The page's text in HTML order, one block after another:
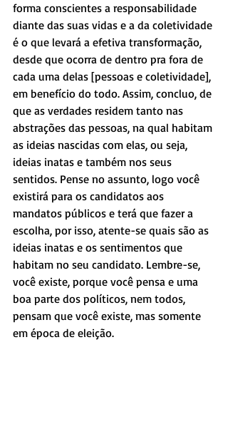
forma conscientes a responsabilidade
diante das suas vidas e a da coletividade
é o que levará a efetiva transformação,
desde que ocorra de dentro pra fora de
cada uma delas [pessoas e coletividade],
em benefício do todo. Assim, concluo, de
que as verdades residem tanto nas
abstrações das pessoas, na qual habitam
as ideias nascidas com elas, ou seja,
ideias inatas e também nos seus
sentidos. Pense no assunto, logo você
existirá para os candidatos aos
mandatos públicos e terá que fazer a
escolha, por isso, atente-se quais são as
ideias inatas e os sentimentos que
habitam no seu candidato. Lembre-se,
você existe, porque você pensa e uma
boa parte dos políticos, nem todos,
pensam que você existe, mas somente
em época de eleição.